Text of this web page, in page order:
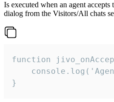
Is executed when an agent
dialog from the Visitors/All chats
function
}